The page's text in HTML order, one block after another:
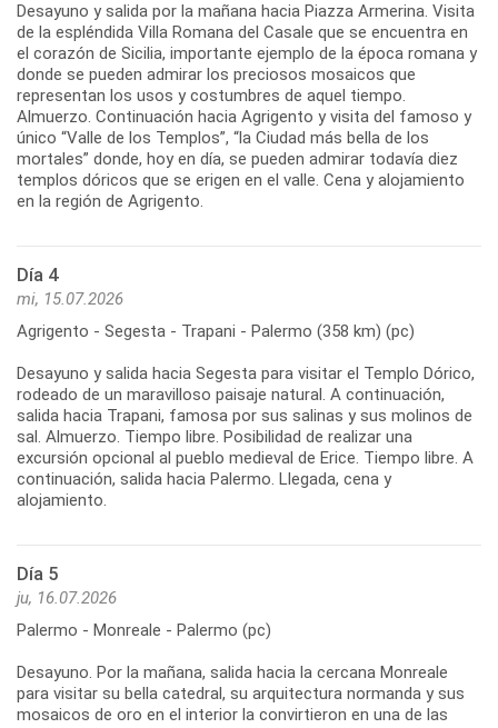
Desayuno y salida por la mañana hacia Piazza Armerina. Visita
de la espléndida Villa Romana del Casale que se encuentra en
el corazón de Sicilia, importante ejemplo de la época romana y
donde se pueden admirar los preciosos mosaicos que
representan los usos y costumbres de aquel tiempo.
Almuerzo. Continuación hacia Agrigento y visita del famoso y
único “Valle de los Templos”, “la Ciudad más bella de los
mortales” donde, hoy en día, se pueden admirar todavía diez
templos dóricos que se erigen en el valle. Cena y alojamiento
Día 4
mi, 15.07.2026
Agrigento - Segesta - Trapani - Palermo (358 km) (pc)
Desayuno y salida hacia Segesta para visitar el Templo Dórico,
rodeado de un maravilloso paisaje natural. A continuación,
salida hacia Trapani, famosa por sus salinas y sus molinos de
sal. Almuerzo. Tiempo libre. Posibilidad de realizar una
excursión opcional al pueblo medieval de Erice. Tiempo libre. A
continuación, salida hacia Palermo. Llegada, cena y
Día 5
ju, 16.07.2026
Palermo - Monreale - Palermo (pc)
Desayuno. Por la mañana, salida hacia la cercana Monreale
para visitar su bella catedral, su arquitectura normanda y sus
mosaicos de oro en el interior la convirtieron en una de las